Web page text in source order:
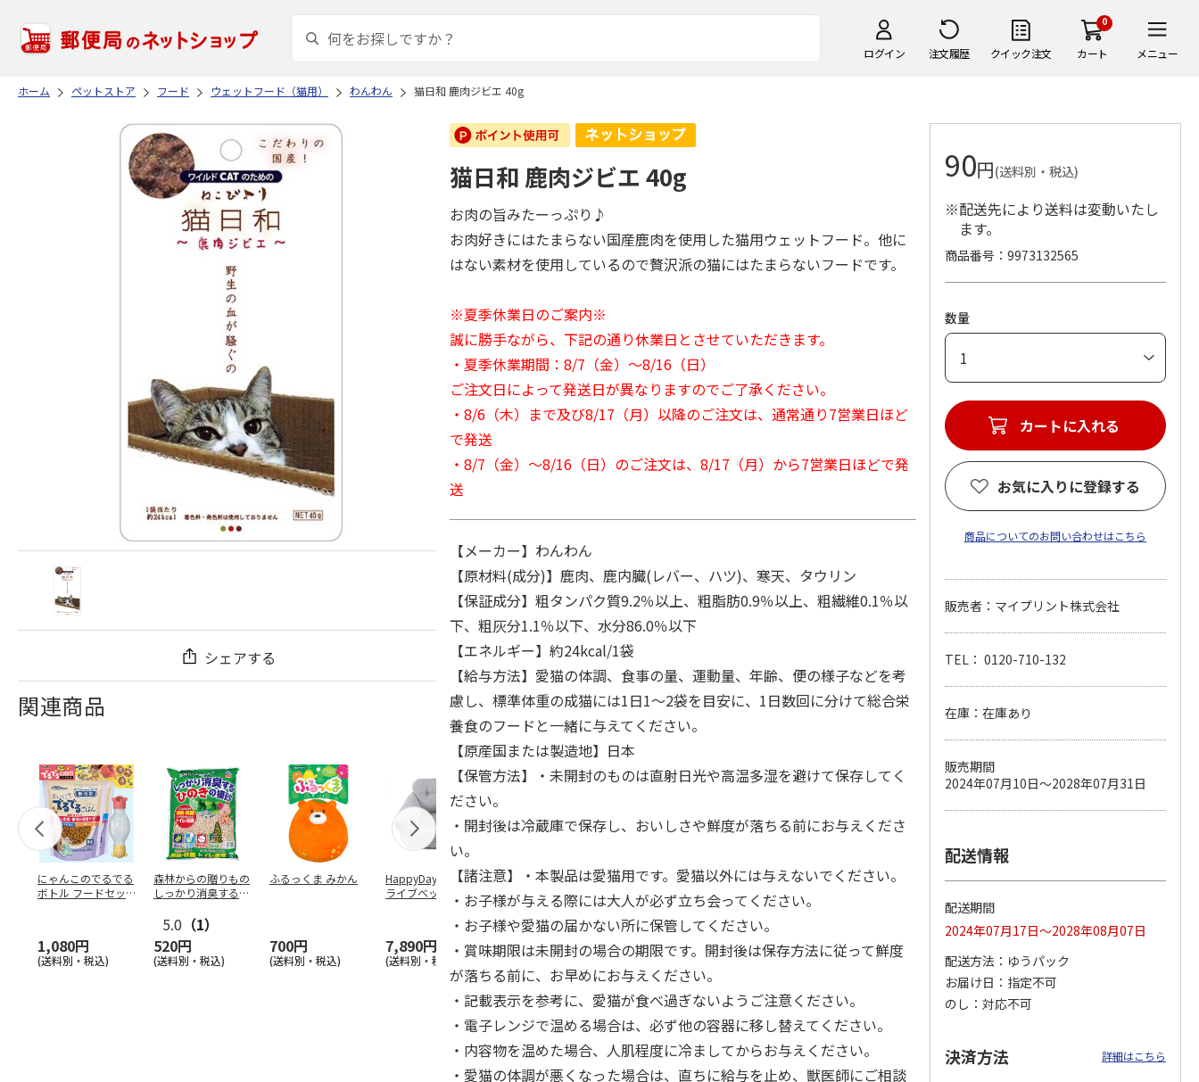
ログイン 注文履歴 クイック注文
0
カート メニュー
ホーム ペットストア フード ウェットフード（猫用） わんわん 猫日和 鹿肉ジビエ 40g
シェアする
関連商品
にゃんこのでるでる
ボトル フードセッ
1,080円
(送料別・税込)
森林からの贈りもの
しっかり消臭するひ
5.0 （1）
520円
(送料別・税込)
ふるっくま みかん
700円
(送料別・税込)
HappyDays 2wayド
ライブベッド グレ
7,890円
(送料別・税込)
獣医師開発 ニオイ
をとる砂専用 猫ト
イレ ナチュラルグ
レー
1,550円
(送料別・税込)
デオトイレ 飛び散
らない消臭・抗菌サ
ンド 4L
1,320円
(送料別・税込)
無添加良品 カムカ
ムデンタルコーン
ぐるぐるボーン型 S
…
470円
(送料別・税込)
銀のスプーン パウ
120円
(送料別・税込)
ペット線香 虹のか
ローラルの香り
(送料別・税込)
鈴虫の経木 3枚入
猫日和 鹿肉ジビエ 40g
お肉の旨みたーっぷり♪
お肉好きにはたまらない国産鹿肉を使用した猫用ウェットフード。他に
はない素材を使用しているので贅沢派の猫にはたまらないフードです。
※夏季休業日のご案内※
誠に勝手ながら、下記の通り休業日とさせていただきます。
・夏季休業期間：8/7（金）～8/16（日）
ご注文日によって発送日が異なりますのでご了承ください。
・8/6（木）まで及び8/17（月）以降のご注文は、通常通り7営業日ほど
で発送
・8/7（金）～8/16（日）のご注文は、8/17（月）から7営業日ほどで発
送
【メーカー】わんわん
【原材料(成分)】鹿肉、鹿内臓(レバー、ハツ)、寒天、タウリン
【保証成分】粗タンパク質9.2％以上、粗脂肪0.9％以上、粗繊維0.1％以
下、粗灰分1.1％以下、水分86.0％以下
【エネルギー】約24kcal/1袋
【給与方法】愛猫の体調、食事の量、運動量、年齢、便の様子などを考
慮し、標準体重の成猫には1日1～2袋を目安に、1日数回に分けて総合栄
養食のフードと一緒に与えてください。
【原産国または製造地】日本
【保管方法】・未開封のものは直射日光や高温多湿を避けて保存してく
ださい。
・開封後は冷蔵庫で保存し、おいしさや鮮度が落ちる前にお与えくださ
い。
【諸注意】・本製品は愛猫用です。愛猫以外には与えないでください。
・お子様が与える際には大人が必ず立ち会ってください。
・お子様や愛猫の届かない所に保管してください。
・賞味期限は未開封の場合の期限です。開封後は保存方法に従って鮮度
が落ちる前に、お早めにお与えください。
・記載表示を参考に、愛猫が食べ過ぎないようご注意ください。
・電子レンジで温める場合は、必ず他の容器に移し替えてください。
・内容物を温めた場合、人肌程度に冷ましてからお与えください。
・愛猫の体調が悪くなった場合は、直ちに給与を止め、獣医師にご相談
90円(送料別・税込)
※配送先により送料は変動いたし
ます。
商品番号 9973132565
数量
カートに入れる
お気に入りに登録する
商品についてのお問い合わせはこちら
販売者：マイプリント株式会社
TEL： 0120-710-132
在庫：在庫あり
販売期間
2024年07月10日～2028年07月31日
配送情報
配送期間
2024年07月17日～2028年08月07日
配送方法
ゆうパック
お届け日
指定不可
のし
対応不可
決済方法 詳細はこちら